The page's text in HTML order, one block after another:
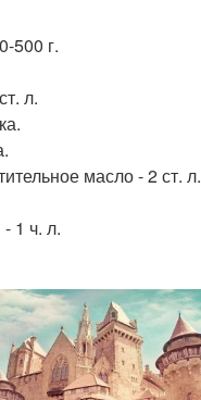
500 г.
л.
масло - 2 ст. л.
1 ч. л.